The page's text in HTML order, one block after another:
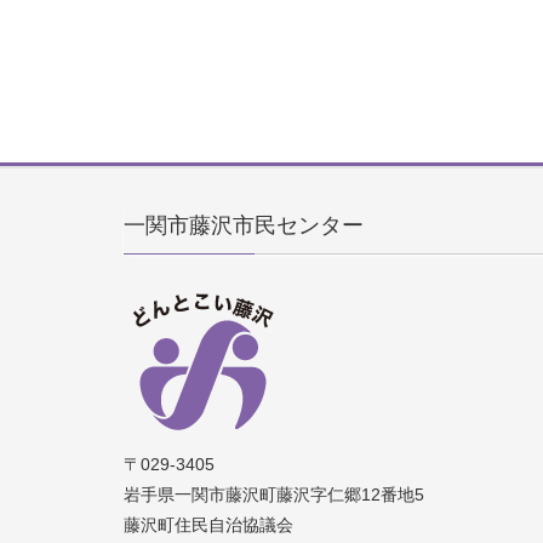
一関市藤沢市民センター
〒029-3405
岩手県一関市藤沢町藤沢字仁郷12番地5
藤沢町住民自治協議会